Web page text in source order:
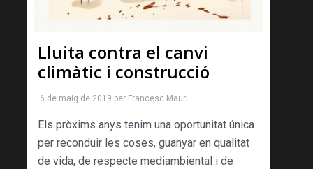
Lluita contra el canvi
climàtic i construcció
6 de maig de 2019 per Francesc Mauri
Els pròxims anys tenim una oportunitat única
per reconduir les coses, guanyar en qualitat
de vida, de respecte mediambiental i de